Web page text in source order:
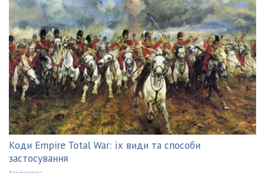
Коди Empire Total War: їх види та способи
застосування